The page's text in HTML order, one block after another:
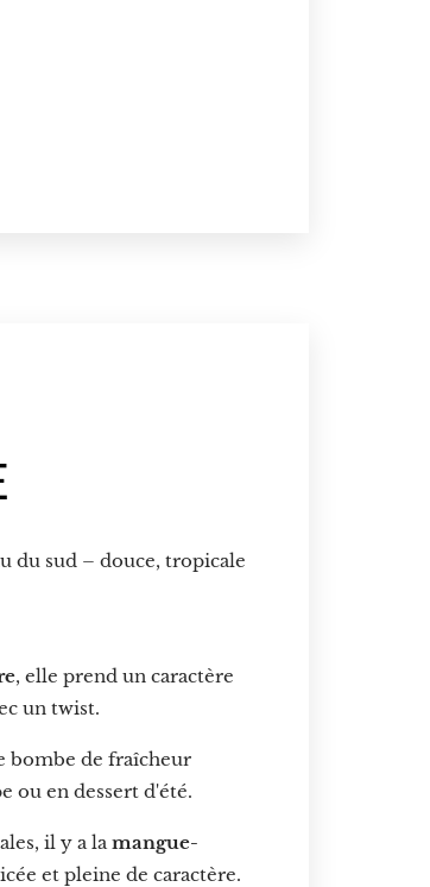
du sud – douce, tropicale
, elle prend un caractère
un twist.
bombe de fraîcheur
ou en dessert d'été.
il y a lamangue-
et pleine de caractère.